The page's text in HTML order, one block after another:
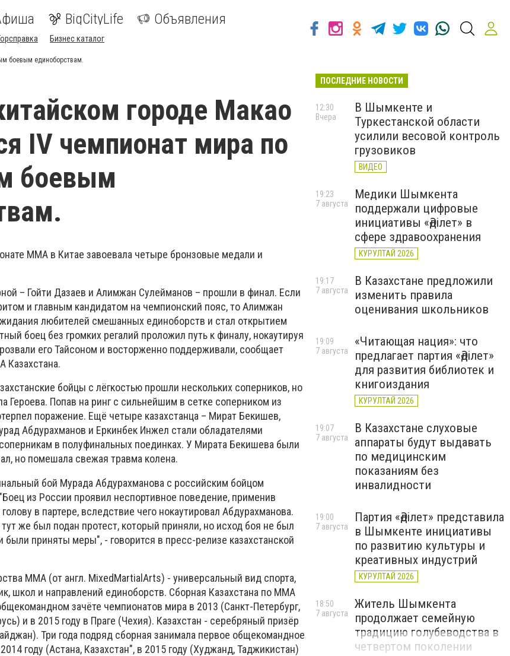
BigCityLife Объявления
Бизнес каталог
боевым единоборствам.
городе Макао
IV чемпионат мира по
боевым
ММА в Китае завоевала четыре бронзовые медали и
– Гойти Дазаев и Алимжан Сулейманов – прошли в финал. Если
и главным кандидатом на чемпионский пояс, то Алимжан
любителей смешанных единоборств и стал открытием
боец без громких регалий проложил путь к финалу, нокаутируя
его Тайсоном и восторженно поддерживали, сообщает
Казахстана.
бойцы с лёгкостью прошли нескольких соперников, но
Героева. Попав на ринг с сильнейшим в сетке соперником из
поражение. Ещё четыре казахстанца – Мират Бекишев,
Абдурахманов и Еркинбек Инжел стали обладателями
в полуфинальных поединках. У Мирата Бекишева были
но помешала свежая травма колена.
бой Мурада Абдурахманова с российским бойцом
из России проявил неспортивное поведение, применив
в партере, вследствие чего нокаутировал Абдурахманова.
же был подан протест, который приняли, но исход боя не был
приняты меры", - говорится в пресс-релизе казахстанской
ММА (от англ. MixedMartialArts) - универсальный вид спорта,
школ и направлений единоборств. Сборная Казахстана по ММА
зачёте чемпионатов мира в 2013 (Санкт-Петербург,
и в 2015 году в Праге (Чехия). Казахстан - серебряный призёр
Три года подряд сборная занимала первое общекомандное
году (Астана, Казахстан", в 2015 году (Худжанд, Таджикистан)
ПОСЛЕДНИЕ НОВОСТИ
В Шымкенте и
Туркестанской области
усилили весовой контроль
грузовиков
ВИДЕО
12:30
Вчера
Медики Шымкента
поддержали цифровые
инициативы «Әділет» в
сфере здравоохранения
КУРУЛТАЙ 2026
19:23
7 августа
В Казахстане предложили
изменить правила
оценивания школьников
19:17
7 августа
«Читающая нация»: что
предлагает партия «Әділет»
для развития библиотек и
книгоиздания
КУРУЛТАЙ 2026
19:09
7 августа
В Казахстане слуховые
аппараты будут выдавать
по медицинским
показаниям без
инвалидности
19:07
7 августа
Партия «Әділет» представила
в Шымкенте инициативы
по развитию культуры и
креативных индустрий
КУРУЛТАЙ 2026
19:00
7 августа
Житель Шымкента
продолжает семейную
традицию голубеводства в
четвертом поколении
18:50
7 августа